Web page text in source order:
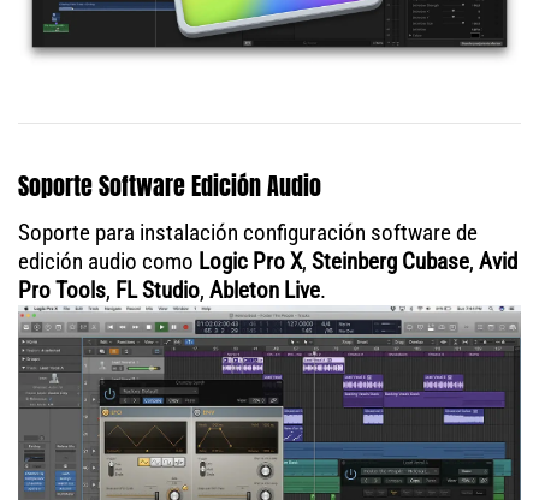
Soporte Software Edición Audio
Soporte para instalación configuración software de
edición audio como Logic Pro X, Steinberg Cubase, Avid
Pro Tools, FL Studio, Ableton Live.